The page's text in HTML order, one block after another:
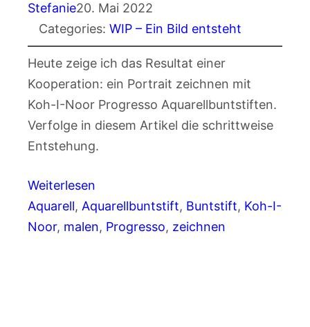
Stefanie20. Mai 2022
Categories: WIP – Ein Bild entsteht
Heute zeige ich das Resultat einer
Kooperation: ein Portrait zeichnen mit
Koh-I-Noor Progresso Aquarellbuntstiften.
Verfolge in diesem Artikel die schrittweise
Entstehung.
Weiterlesen
Aquarell, Aquarellbuntstift, Buntstift, Koh-I-
Noor, malen, Progresso, zeichnen